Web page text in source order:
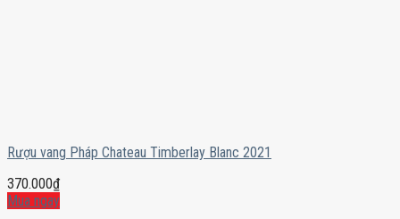
Rượu vang Pháp Chateau Timberlay Blanc 2021
370.000₫
Mua ngay